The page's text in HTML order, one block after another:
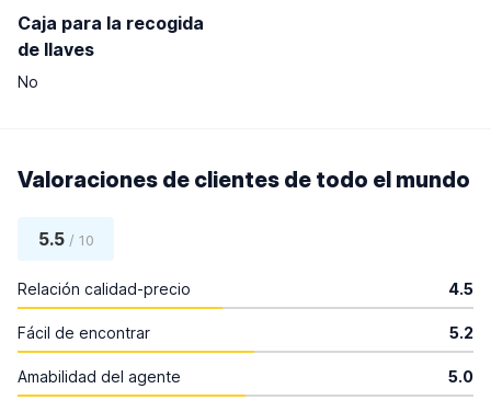
Caja para la recogida
de llaves
No
Valoraciones de clientes de todo el mundo
5.5/ 10
Relación calidad-precio 4.5
Fácil de encontrar 5.2
Amabilidad del agente 5.0